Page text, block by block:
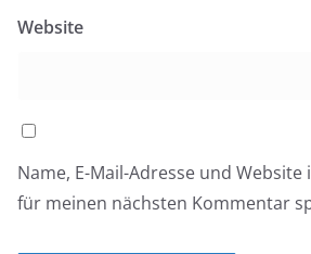
Website
Name, E-Mail-Adresse und
für meinen nächsten Kommentar